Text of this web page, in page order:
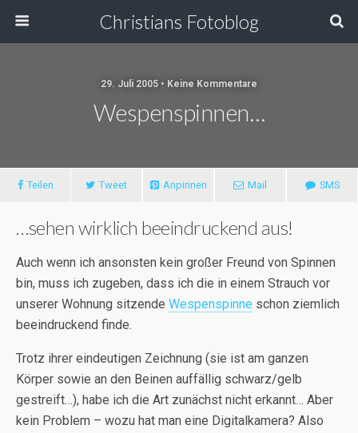
Christians Fotoblog
29. Juli 2005 • Keine Kommentare
Wespenspinnen…
Teilen Tweet Anpinnen Mail SMS
…sehen wirklich beeindruckend aus!
Auch wenn ich ansonsten kein großer Freund von Spinnen
bin, muss ich zugeben, dass ich die in einem Strauch vor
unserer Wohnung sitzende Wespenspinne schon ziemlich
beeindruckend finde.
Trotz ihrer eindeutigen Zeichnung (sie ist am ganzen
Körper sowie an den Beinen auffällig schwarz/gelb
gestreift…), habe ich die Art zunächst nicht erkannt… Aber
kein Problem – wozu hat man eine Digitalkamera? Also